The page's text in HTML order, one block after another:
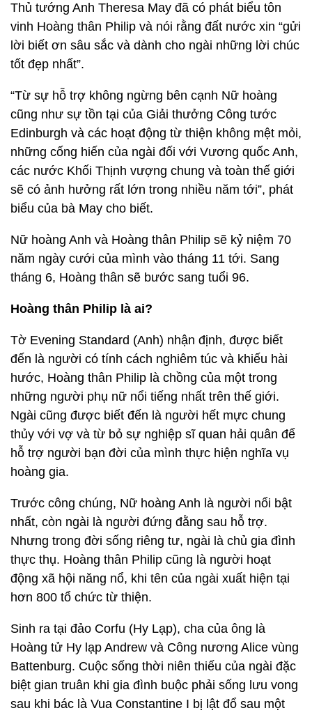
Thủ tướng Anh Theresa May đã có phát biểu tôn
vinh Hoàng thân Philip và nói rằng đất nước xin “gửi
lời biết ơn sâu sắc và dành cho ngài những lời chúc
tốt đẹp nhất”.
“Từ sự hỗ trợ không ngừng bên cạnh Nữ hoàng
cũng như sự tồn tại của Giải thưởng Công tước
Edinburgh và các hoạt động từ thiện không mệt mỏi,
những cống hiến của ngài đối với Vương quốc Anh,
các nước Khối Thịnh vượng chung và toàn thế giới
sẽ có ảnh hưởng rất lớn trong nhiều năm tới”, phát
biểu của bà May cho biết.
Nữ hoàng Anh và Hoàng thân Philip sẽ kỷ niệm 70
năm ngày cưới của mình vào tháng 11 tới. Sang
tháng 6, Hoàng thân sẽ bước sang tuổi 96.
Hoàng thân Philip là ai?
Tờ Evening Standard (Anh) nhận định, được biết
đến là người có tính cách nghiêm túc và khiếu hài
hước, Hoàng thân Philip là chồng của một trong
những người phụ nữ nổi tiếng nhất trên thế giới.
Ngài cũng được biết đến là người hết mực chung
thủy với vợ và từ bỏ sự nghiệp sĩ quan hải quân để
hỗ trợ người bạn đời của mình thực hiện nghĩa vụ
hoàng gia.
Trước công chúng, Nữ hoàng Anh là người nổi bật
nhất, còn ngài là người đứng đằng sau hỗ trợ.
Nhưng trong đời sống riêng tư, ngài là chủ gia đình
thực thụ. Hoàng thân Philip cũng là người hoạt
động xã hội năng nổ, khi tên của ngài xuất hiện tại
hơn 800 tổ chức từ thiện.
Sinh ra tại đảo Corfu (Hy Lạp), cha của ông là
Hoàng tử Hy lạp Andrew và Công nương Alice vùng
Battenburg. Cuộc sống thời niên thiếu của ngài đặc
biệt gian truân khi gia đình buộc phải sống lưu vong
sau khi bác là Vua Constantine I bị lật đổ sau một